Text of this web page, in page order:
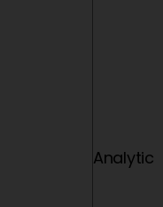
Analytic